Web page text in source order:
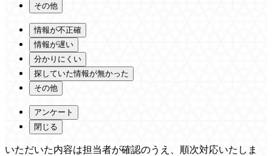
その他
情報が不正確
情報が遅い
分かりにくい
探していた情報が無かった
その他
アンケート
閉じる
いただいた内容は担当者が確認のうえ、順次対応いたしま